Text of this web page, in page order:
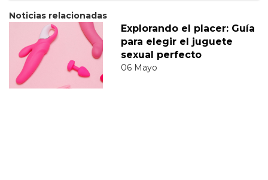
Noticias relacionadas
Explorando el placer: Guía
para elegir el juguete
sexual perfecto
06 Mayo